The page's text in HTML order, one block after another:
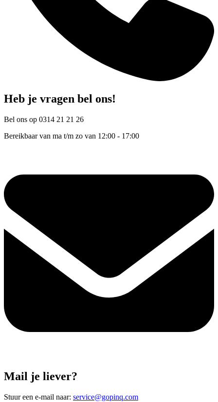
Heb je vragen bel ons!
Bel ons op 0314 21 21 26
Bereikbaar van ma t/m zo van 12:00 - 17:00
Mail je liever?
Stuur een e-mail naar: service@gopinq.com